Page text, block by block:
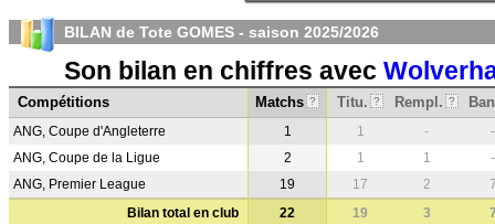
BILAN de Tote GOMES - saison 2025/2026
Son bilan en chiffres avec
Compétitions Matchs ? Titu. ? Rempl. ?
ANG, Coupe d'Angleterre 1 1 -
-
ANG, Coupe de la Ligue
2 1 1
-
ANG, Premier League
19 17 2
Bilan total en club
22 19 3